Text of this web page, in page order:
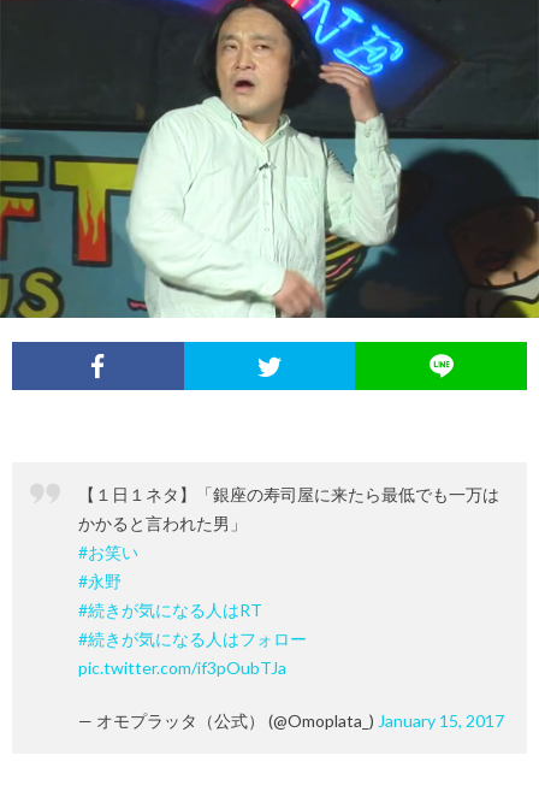
イ
ベ
ト
レ
ポ
ト
ネ
タ
イ
ン
タ
ュ
お
笑
芸
【１日１ネタ】「銀座の寿司屋に来たら最低でも一万は
かかると言われた男」
#お笑い
#永野
#続きが気になる人はRT
#続きが気になる人はフォロー
pic.twitter.com/if3pOubTJa
— オモプラッタ（公式） (@Omoplata_) January 15, 2017